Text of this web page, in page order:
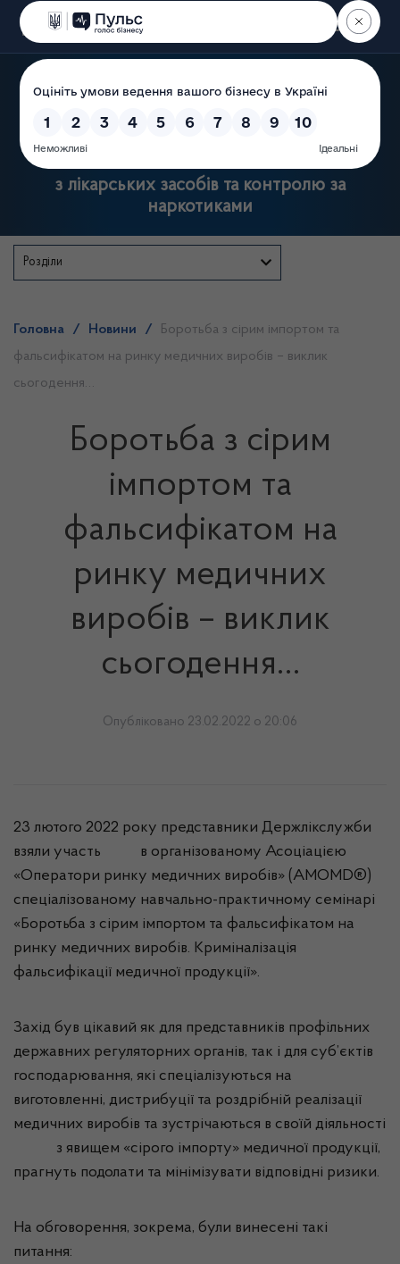
Пошук
Державна служба України
з лікарських засобів та контролю за
наркотиками
Розділи
Головна / Новини /
Боротьба з сірим імпортом та
фальсифікатом на ринку медичних виробів – виклик
сьогодення…
Боротьба з сірим
імпортом та
фальсифікатом на
ринку медичних
виробів – виклик
сьогодення…
Опубліковано 23.02.2022 о 20:06
23 лютого 2022 року представники Держлікслужби
взяли участь в організованому Асоціацією
«Оператори ринку медичних виробів» (AMOMD®)
спеціалізованому навчально-практичному семінарі
«Боротьба з сірим імпортом та фальсифікатом на
ринку медичних виробів. Криміналізація
фальсифікації медичної продукції».
Захід був цікавий як для представників профільних
державних регуляторних органів, так і для суб’єктів
господарювання, які спеціалізуються на
виготовленні, дистрибуції та роздрібній реалізації
медичних виробів та зустрічаються в своїй діяльності
з явищем «сірого імпорту» медичної продукції,
прагнуть подолати та мінімізувати відповідні ризики.
На обговорення, зокрема, були винесені такі
питання: